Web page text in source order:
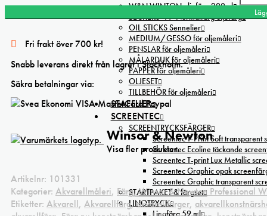
W&N WINTON oljefärg 200ml
BECKERS ”A” Normalfärg oljefärg
OIL STICKS Sennelier
MEDIUM/GESSO för oljemåleri
PENSLAR för oljemåleri
MÅLARDUK för oljemåleri
PAPPER för oljemåleri
OLJESET
TILLBEHÖR för oljemåleri
STAFFLIER
SCREENTEC
SCREENTRYCKSFÄRGER
Screentec T-Print Soft transparent
Screentec Ecoline täckande
Screentec T-print Lux Metallic
Screentec Graphic opak
Screentec Graphic transparent
STARTPAKET & färgset
LINOTRYCK
Linofärg 59 ml
Fri frakt över 700 kr!
Snabb leverans direkt från lagret i Stockholm.
Säkra betalningar via:
Winsor & Newton
Visa fler produkter.
Artikelnr: 101331
Kategorier: Akvarellmåleri, Färg,Winsor & Newton Professional
Etiketter: Akvarell, Akvarellfärg,akvarellfärger,